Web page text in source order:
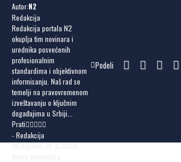
Autor:N2
Redakcija
Redakcija portala N2
okuplja tim novinara i
urednika posvećenih
profesionalnim
standardima i objektivnom
informisanju. Naš rad se
temelji na pravovremenom
izveštavanju o ključnim
događajima u Srbiji...
Prati
- Redakcija
Objavljeno: 19. 3. 2026.
Podeli